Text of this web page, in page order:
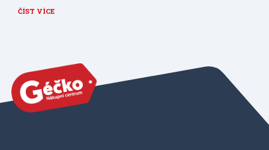
ČÍST VÍCE